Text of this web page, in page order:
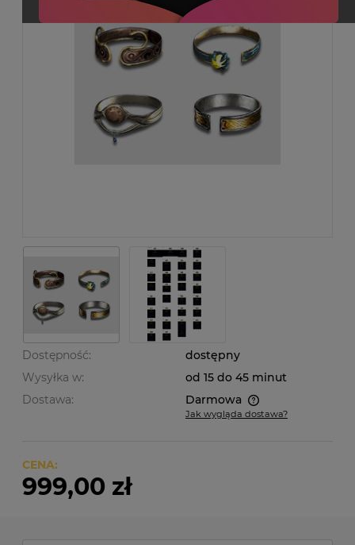
Dostępność:
dostępny
Wysyłka w:
od 15 do 45 minut
Dostawa:
Darmowa
Cena nie zawiera ewentualnych kosztów płatności
Jak wygląda dostawa?
CENA:
999,00 zł